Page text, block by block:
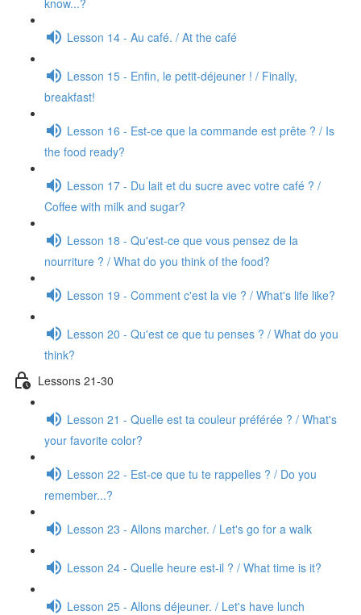
know...?
Lesson 14 - Au café. / At the café
Lesson 15 - Enfin, le petit-déjeuner ! / Finally,
breakfast!
Lesson 16 - Est-ce que la commande est prête ? / Is
the food ready?
Lesson 17 - Du lait et du sucre avec votre café ? /
Coffee with milk and sugar?
Lesson 18 - Qu'est-ce que vous pensez de la
nourriture ? / What do you think of the food?
Lesson 19 - Comment c'est la vie ? / What's life like?
Lesson 20 - Qu'est ce que tu penses ? / What do you
think?
Lessons 21-30
Lesson 21 - Quelle est ta couleur préférée ? / What's
your favorite color?
Lesson 22 - Est-ce que tu te rappelles ? / Do you
remember...?
Lesson 23 - Allons marcher. / Let's go for a walk
Lesson 24 - Quelle heure est-il ? / What time is it?
Lesson 25 - Allons déjeuner. / Let's have lunch